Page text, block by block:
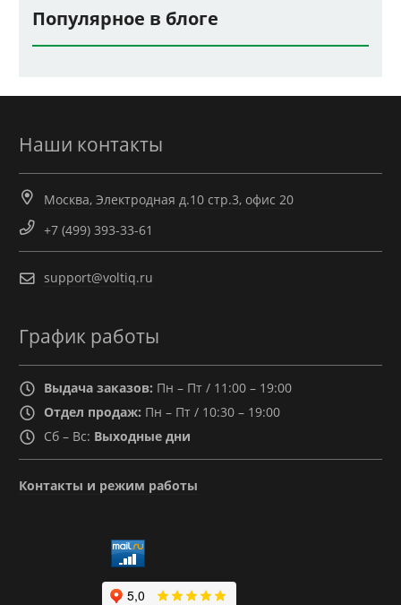
Популярное в блоге
Наши контакты
Москва, Электродная д.10 стр.3, офис 20
+7 (499) 393-33-61
support@voltiq.ru
График работы
Выдача заказов: Пн – Пт / 11:00 – 19:00
Отдел продаж: Пн – Пт / 10:30 – 19:00
Сб – Вс: Выходные дни
Контакты и режим работы